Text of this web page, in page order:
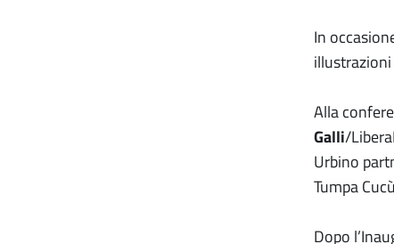
In
Alla
Galli/
Urbino
Tumpa
Dopo